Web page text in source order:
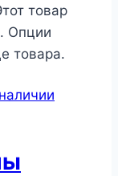
товар
Опции
товара.